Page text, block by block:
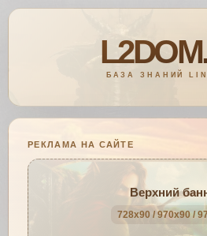
РЕКЛАМА НА САЙТЕ
Верхний
728x90 / 970x90 /